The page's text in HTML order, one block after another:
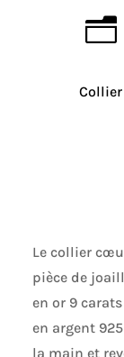
n
Collier
Le collier
pièce de
en or 9
en argent
la main et